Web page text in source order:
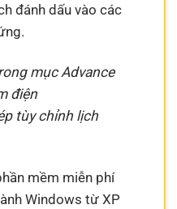
đánh dấu vào các
mục Advance
điện
tùy chỉnh lịch
mềm miễn phí
Windows từ XP